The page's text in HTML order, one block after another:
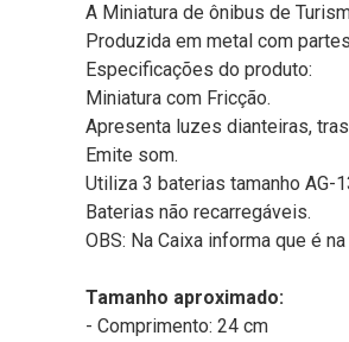
A Miniatura de ônibus de
Produzida em metal com
Especificações do produto:
Miniatura com Fricção.
Apresenta luzes dianteiras,
Emite som.
Utiliza 3 baterias tamanho AG-
Baterias não recarregáveis.
OBS: Na Caixa informa que é
Tamanho aproximado:
- Comprimento: 24 cm